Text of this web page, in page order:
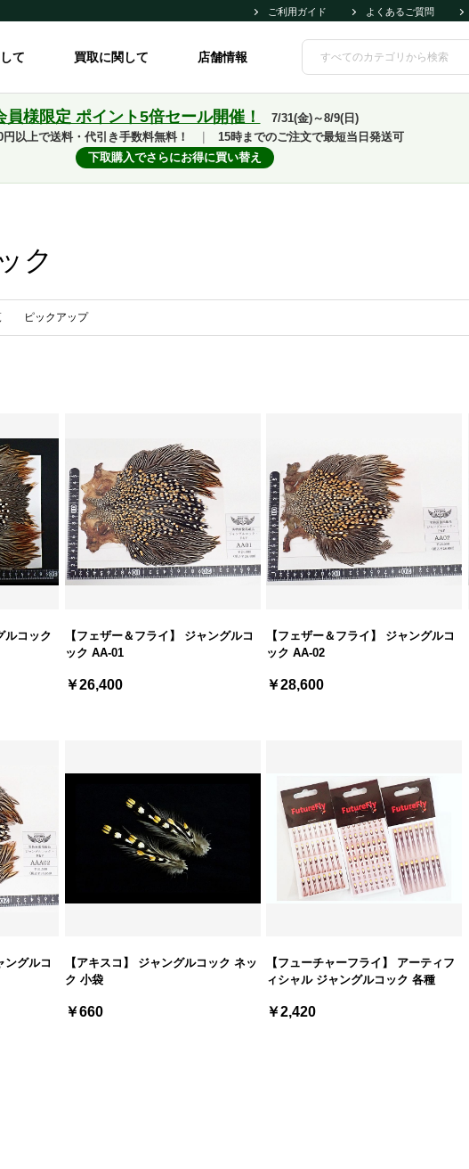
ご利用ガイド よくあるご質問
て 買取に関して 店舗情報
員様限定 ポイント5倍セール開催！
7/31(金)～8/9(日)
以上で送料・代引き手数料無料！
15時までのご注文で最短当日発送可
下取購入でさらにお得に買い替え
ク
ピックアップ
ルコック
【フェザー＆フライ】 ジャングルコ
ック AA-01
￥26,400
【フェザー＆フライ】 ジャングルコ
ック AA-02
￥28,600
ングルコ
【アキスコ】 ジャングルコック ネッ
ク 小袋
￥660
【フューチャーフライ】 アーティフ
ィシャル ジャングルコック 各種
￥2,420